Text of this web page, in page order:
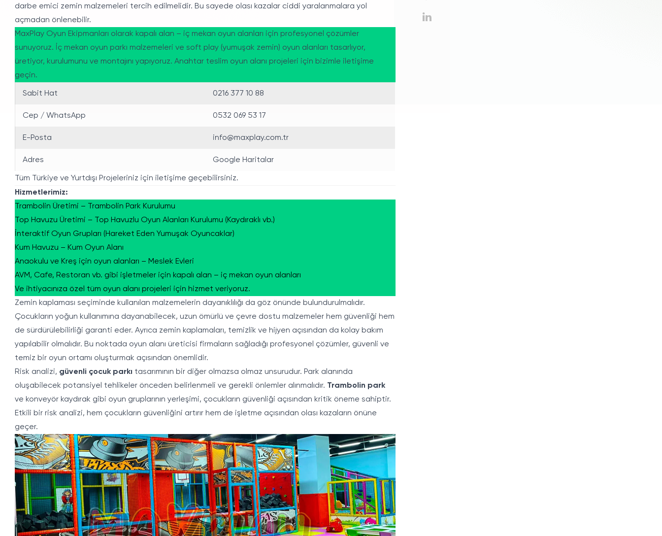
darbe emici zemin malzemeleri tercih edilmelidir. Bu sayede olası kazalar ciddi yaralanmalara yol
açmadan önlenebilir.
MaxPlay Oyun Ekipmanları olarak kapalı alan – iç mekan oyun alanları için profesyonel çözümler
sunuyoruz. İç mekan oyun parkı malzemeleri ve soft play (yumuşak zemin) oyun alanları tasarlıyor,
üretiyor, kurulumunu ve montajını yapıyoruz. Anahtar teslim oyun alanı projeleri için bizimle iletişime
geçin.
Sabit Hat 0216 377 10 88
Cep / WhatsApp 0532 069 53 17
E-Posta info@maxplay.com.tr
Adres Google Haritalar
Tüm Türkiye ve Yurtdışı Projeleriniz için iletişime geçebilirsiniz.
Hizmetlerimiz:
Trambolin Üretimi – Trambolin Park Kurulumu
Top Havuzu Üretimi – Top Havuzlu Oyun Alanları Kurulumu (Kaydıraklı vb.)
İnteraktif Oyun Grupları (Hareket Eden Yumuşak Oyuncaklar)
Kum Havuzu – Kum Oyun Alanı
Anaokulu ve Kreş için oyun alanları – Meslek Evleri
AVM, Cafe, Restoran vb. gibi işletmeler için kapalı alan – iç mekan oyun alanları
Ve ihtiyacınıza özel tüm oyun alanı projeleri için hizmet veriyoruz.
Zemin kaplaması seçiminde kullanılan malzemelerin dayanıklılığı da göz önünde bulundurulmalıdır.
Çocukların yoğun kullanımına dayanabilecek, uzun ömürlü ve çevre dostu malzemeler hem güvenliği hem
de sürdürülebilirliği garanti eder. Ayrıca zemin kaplamaları, temizlik ve hijyen açısından da kolay bakım
yapılabilir olmalıdır. Bu noktada oyun alanı üreticisi firmaların sağladığı profesyonel çözümler, güvenli ve
temiz bir oyun ortamı oluşturmak açısından önemlidir.
Risk analizi, güvenli çocuk parkı tasarımının bir diğer olmazsa olmaz unsurudur. Park alanında
oluşabilecek potansiyel tehlikeler önceden belirlenmeli ve gerekli önlemler alınmalıdır. Trambolin park
ve konveyör kaydırak gibi oyun gruplarının yerleşimi, çocukların güvenliği açısından kritik öneme sahiptir.
Etkili bir risk analizi, hem çocukların güvenliğini artırır hem de işletme açısından olası kazaların önüne
geçer.